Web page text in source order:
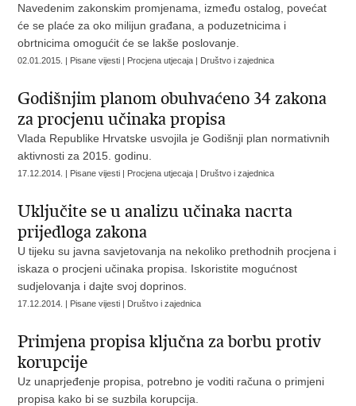
Navedenim zakonskim promjenama, između ostalog, povećat
će se plaće za oko milijun građana, a poduzetnicima i
obrtnicima omogućit će se lakše poslovanje.
02.01.2015. | Pisane vijesti | Procjena utjecaja | Društvo i zajednica
Godišnjim planom obuhvaćeno 34 zakona
za procjenu učinaka propisa
Vlada Republike Hrvatske usvojila je Godišnji plan normativnih
aktivnosti za 2015. godinu.
17.12.2014. | Pisane vijesti | Procjena utjecaja | Društvo i zajednica
Uključite se u analizu učinaka nacrta
prijedloga zakona
U tijeku su javna savjetovanja na nekoliko prethodnih procjena i
iskaza o procjeni učinaka propisa. Iskoristite mogućnost
sudjelovanja i dajte svoj doprinos.
17.12.2014. | Pisane vijesti | Društvo i zajednica
Primjena propisa ključna za borbu protiv
korupcije
Uz unaprjeđenje propisa, potrebno je voditi računa o primjeni
propisa kako bi se suzbila korupcija.